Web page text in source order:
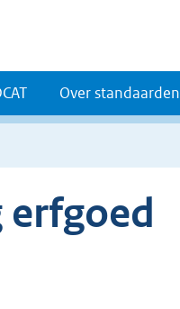
Over standaarden